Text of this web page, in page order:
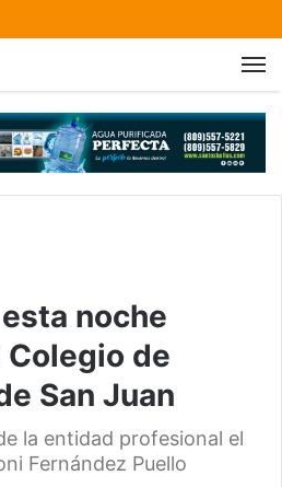
noche
de
San Juan
la entidad profesional el
Fernández Puello